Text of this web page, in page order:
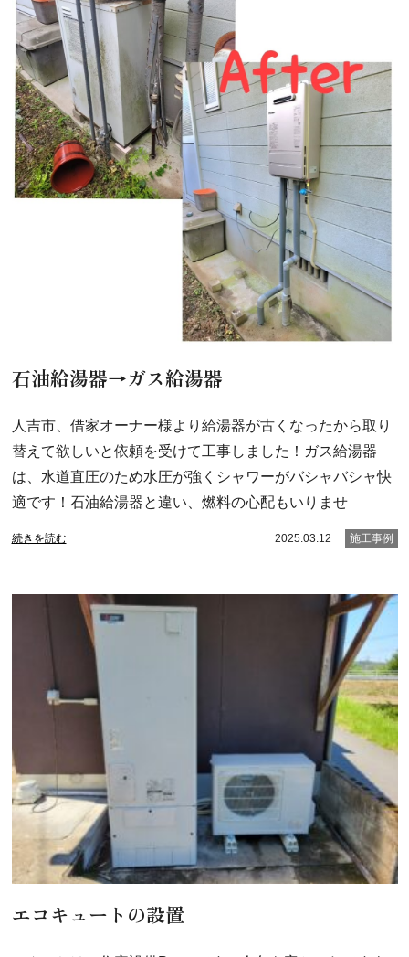
石油給湯器→ガス給湯器
人吉市、借家オーナー様より給湯器が古くなったから取り
替えて欲しいと依頼を受けて工事しました！ガス給湯器
は、水道直圧のため水圧が強くシャワーがバシャバシャ快
適です！石油給湯器と違い、燃料の心配もいりませ
続きを読む 2025.03.12 施工事例
エコキュートの設置